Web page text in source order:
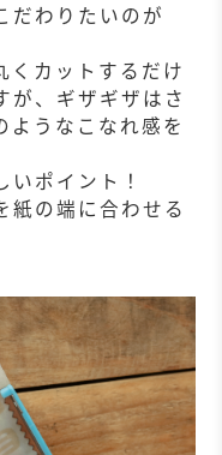
だわりたいのが
くカットするだけ
が、ギザギザはさ
ようなこなれ感を
ポイント！
紙の端に合わせる